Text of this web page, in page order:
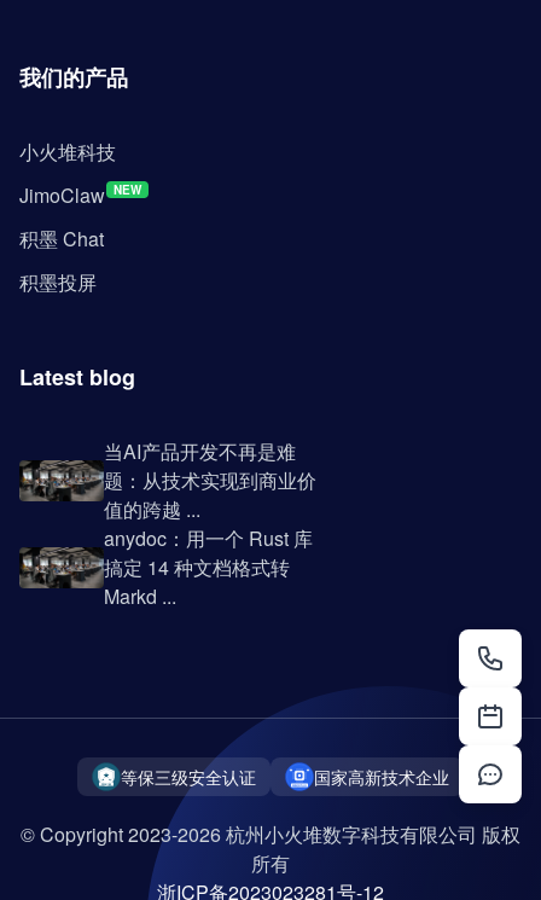
我们的产品
小火堆科技
JimoClaw NEW
积墨 Chat
积墨投屏
Latest blog
当AI产品开发不再是难
题：从技术实现到商业价
值的跨越 ...
anydoc：用一个 Rust 库
搞定 14 种文档格式转
Markd ...
等保三级安全认证 国家高新技术企业
© Copyright 2023-2026 杭州小火堆数字科技有限公司 版权
所有
浙ICP备2023023281号-12